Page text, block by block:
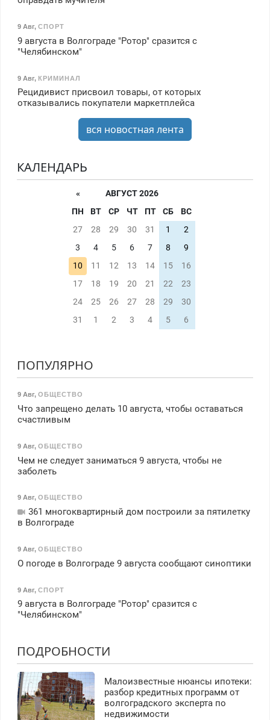
9 Авг, СПОРТ
9 августа в Волгограде "Ротор" сразится с
"Челябинском"
9 Авг, КРИМИНАЛ
Рецидивист присвоил товары, от которых
отказывались покупатели маркетплейса
вся новостная лента
КАЛЕНДАРЬ
«
АВГУСТ 2026
ПН
ВТ СР ЧТ ПТ СБ
ВС
27
28 29 30 31 1
2
3
4 5 6 7 8
9
10
11 12 13 14 15
16
17
18 19 20 21 22
23
24
25 26 27 28 29
30
31
1 2 3 4 5 6
ПОПУЛЯРНО
9 Авг, ОБЩЕСТВО
Что запрещено делать 10 августа, чтобы оставаться
счастливым
9 Авг, ОБЩЕСТВО
Чем не следует заниматься 9 августа, чтобы не
заболеть
9 Авг, ОБЩЕСТВО
361 многоквартирный дом построили за пятилетку
в Волгограде
9 Авг, ОБЩЕСТВО
О погоде в Волгограде 9 августа сообщают синоптики
9 Авг, СПОРТ
9 августа в Волгограде "Ротор" сразится с
"Челябинском"
ПОДРОБНОСТИ
Малоизвестные нюансы ипотеки:
разбор кредитных программ от
волгоградского эксперта по
недвижимости